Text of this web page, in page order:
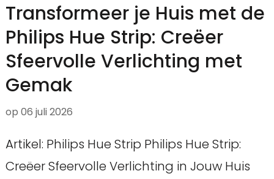
Transformeer je Huis met de
Philips Hue Strip: Creëer
Sfeervolle Verlichting met
Gemak
op 06 juli 2026
Artikel: Philips Hue Strip Philips Hue Strip:
Creëer Sfeervolle Verlichting in Jouw Huis